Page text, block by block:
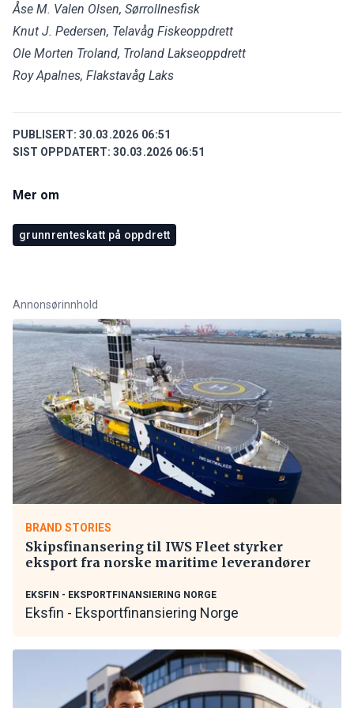
Åse M. Valen Olsen, Sørrollnesfisk
Knut J. Pedersen, Telavåg Fiskeoppdrett
Ole Morten Troland, Troland Lakseoppdrett
Roy Apalnes, Flakstavåg Laks
PUBLISERT: 30.03.2026 06:51
SIST OPPDATERT: 30.03.2026 06:51
Mer om
grunnrenteskatt på oppdrett
Annonsørinnhold
BRAND STORIES
Skipsfinansering til IWS Fleet styrker
eksport fra norske maritime leverandører
EKSFIN - EKSPORTFINANSIERING NORGE
Eksfin - Eksportfinansiering Norge